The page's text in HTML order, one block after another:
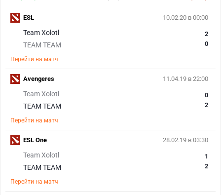
10.02.20 в 00:00
Team Xolotl
TEAM TEAM
2
0
Перейти на матч
ESL
11.04.19 в 22:00
Team Xolotl
TEAM TEAM
0
2
Перейти на матч
Avengeres
28.02.19 в 03:30
Team Xolotl
TEAM TEAM
1
2
Перейти на матч
ESL One